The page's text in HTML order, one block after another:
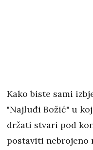
Kako biste sami
"Najluđi Božić" u
držati stvari pod
postaviti nebrojeno